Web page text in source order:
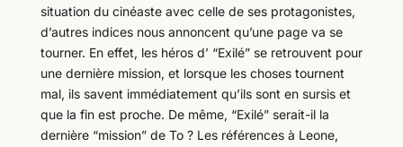
situation du cinéaste avec celle de ses protagonistes,
d’autres indices nous annoncent qu’une page va se
tourner. En effet, les héros d’ “Exilé” se retrouvent pour
une dernière mission, et lorsque les choses tournent
mal, ils savent immédiatement qu’ils sont en sursis et
que la fin est proche. De même, “Exilé” serait-il la
dernière “mission” de To ? Les références à Leone,